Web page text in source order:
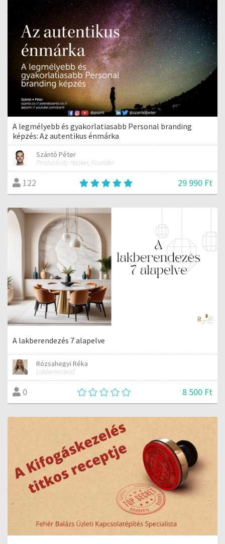
A legmélyebb és gyakorlatiasabb Personal branding
képzés: Az autentikus énmárka
Szántó Péter
Productivity Hacker, Founder
122 29 990 Ft
A lakberendezés 7 alapelve
Rózsahegyi Réka
Lakberendező
0 8 500 Ft